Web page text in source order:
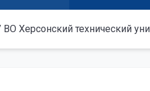
Херсонский технический